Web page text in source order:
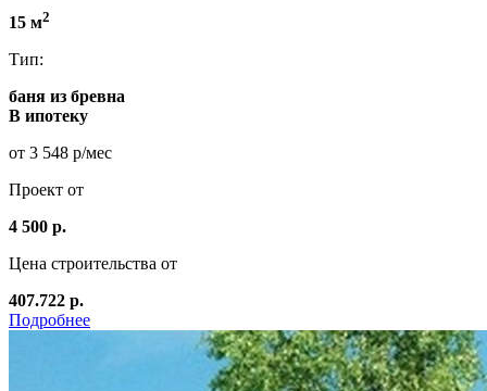
15 м2
Тип:
баня из бревна
В ипотеку
от 3 548 р/мес
Проект от
4 500 р.
Цена строительства от
407.722 р.
Подробнее